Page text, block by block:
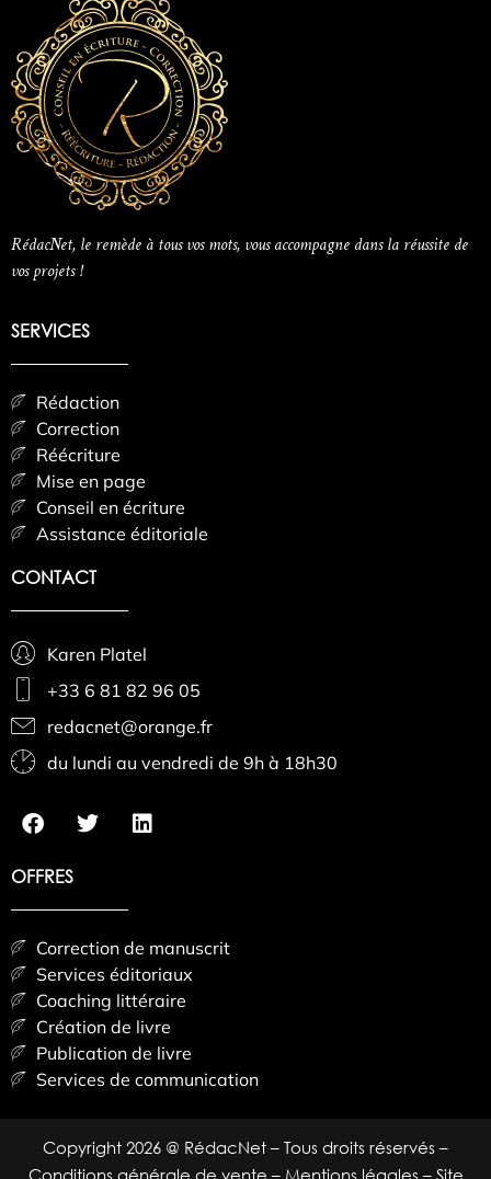
RédacNet, le remède à tous vos mots, vous accompagne dans la réussite de
vos projets !
SERVICES
Rédaction
Correction
Réécriture
Mise en page
Conseil en écriture
Assistance éditoriale
CONTACT
Karen Platel
+33 6 81 82 96 05
redacnet@orange.fr
du lundi au vendredi de 9h à 18h30
OFFRES
Correction de manuscrit
Services éditoriaux
Coaching littéraire
Création de livre
Publication de livre
Services de communication
Copyright 2026 @ RédacNet – Tous droits réservés –
Conditions générale de vente – Mentions légales – Site